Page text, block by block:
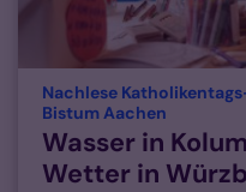
Nachlese
Bistum Aachen
Wasser in
Wetter in